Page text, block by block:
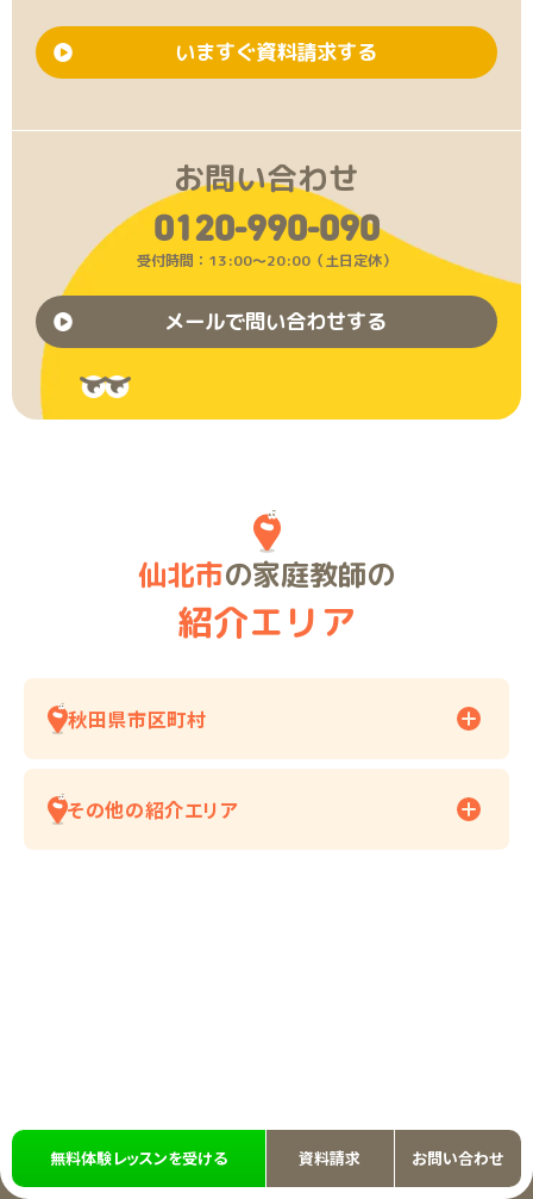
いますぐ資料請求する
お問い合わせ
0120-990-090
受付時間：13:00〜20:00（土日定休）
メールで問い合わせする
仙北市の家庭教師の
紹介エリア
秋田県市区町村
その他の紹介エリア
無料体験レッスンを受ける 資料請求 お問い合わせ